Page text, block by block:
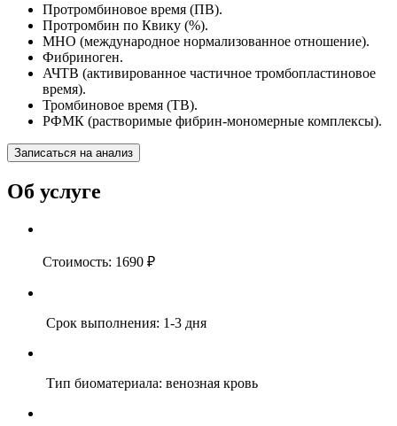
Протромбиновое время (ПВ).
Протромбин по Квику (%).
МНО (международное нормализованное отношение).
Фибриноген.
АЧТВ (активированное частичное тромбопластиновое
время).
Тромбиновое время (ТВ).
РФМК (растворимые фибрин-мономерные комплексы).
Записаться на анализ
Об услуге
Стоимость: 1690 ₽
Срок выполнения: 1-3 дня
Тип биоматериала: венозная кровь